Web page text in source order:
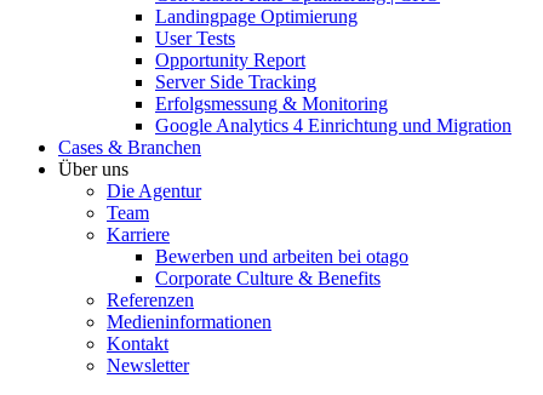
Landingpage Optimierung
User Tests
Opportunity Report
Server Side Tracking
Erfolgsmessung & Monitoring
Google Analytics 4 Einrichtung und Migration
Cases & Branchen
Über uns
Die Agentur
Team
Karriere
Bewerben und arbeiten bei otago
Corporate Culture & Benefits
Referenzen
Medieninformationen
Kontakt
Newsletter